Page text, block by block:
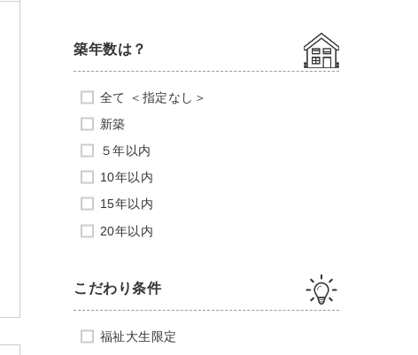
築年数は？
全て ＜指定なし＞
新築
５年以内
10年以内
15年以内
20年以内
こだわり条件
福祉大生限定